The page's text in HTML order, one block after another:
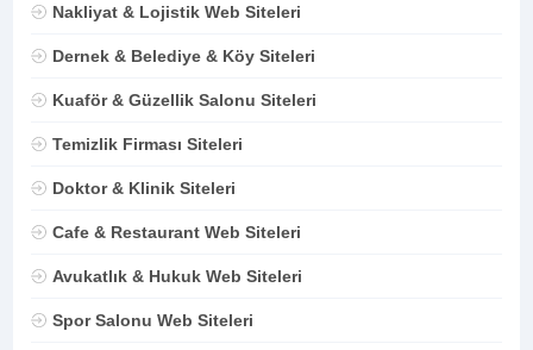
Nakliyat & Lojistik Web Siteleri
Dernek & Belediye & Köy Siteleri
Kuaför & Güzellik Salonu Siteleri
Temizlik Firması Siteleri
Doktor & Klinik Siteleri
Cafe & Restaurant Web Siteleri
Avukatlık & Hukuk Web Siteleri
Spor Salonu Web Siteleri